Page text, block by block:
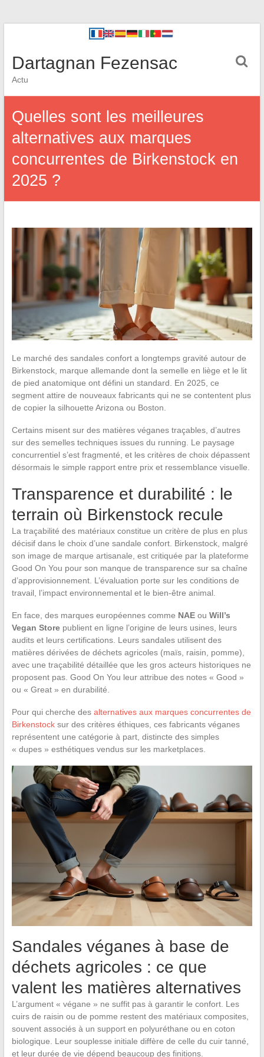
Dartagnan Fezensac
Actu
Quelles sont les meilleures
alternatives aux marques
concurrentes de Birkenstock en
2025 ?
Le marché des sandales confort a longtemps gravité autour de
Birkenstock, marque allemande dont la semelle en liège et le lit
de pied anatomique ont défini un standard. En 2025, ce
segment attire de nouveaux fabricants qui ne se contentent plus
de copier la silhouette Arizona ou Boston.
Certains misent sur des matières véganes traçables, d’autres
sur des semelles techniques issues du running. Le paysage
concurrentiel s’est fragmenté, et les critères de choix dépassent
désormais le simple rapport entre prix et ressemblance visuelle.
Transparence et durabilité : le
terrain où Birkenstock recule
La traçabilité des matériaux constitue un critère de plus en plus
décisif dans le choix d’une sandale confort. Birkenstock, malgré
son image de marque artisanale, est critiquée par la plateforme
Good On You pour son manque de transparence sur sa chaîne
d’approvisionnement. L’évaluation porte sur les conditions de
travail, l’impact environnemental et le bien-être animal.
En face, des marques européennes comme NAEou Will’s
Vegan Storepublient en ligne l’origine de leurs usines, leurs
audits et leurs certifications. Leurs sandales utilisent des
matières dérivées de déchets agricoles (maïs, raisin, pomme),
avec une traçabilité détaillée que les gros acteurs historiques ne
proposent pas. Good On You leur attribue des notes « Good »
ou « Great » en durabilité.
Pour qui cherche des alternatives aux marques concurrentes de
Birkenstocksur des critères éthiques, ces fabricants véganes
représentent une catégorie à part, distincte des simples
« dupes » esthétiques vendus sur les marketplaces.
Sandales véganes à base de
déchets agricoles : ce que
valent les matières alternatives
L’argument « végane » ne suffit pas à garantir le confort. Les
cuirs de raisin ou de pomme restent des matériaux composites,
souvent associés à un support en polyuréthane ou en coton
biologique. Leur souplesse initiale diffère de celle du cuir tanné,
et leur durée de vie dépend beaucoup des finitions.